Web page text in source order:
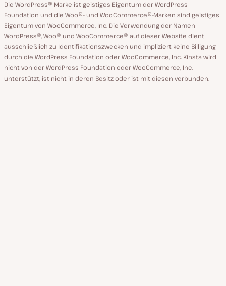
Die WordPress®-Marke ist geistiges Eigentum der WordPress
Foundation und die Woo®- und WooCommerce®-Marken sind geistiges
Eigentum von WooCommerce, Inc. Die Verwendung der Namen
WordPress®, Woo® und WooCommerce® auf dieser Website dient
ausschließlich zu Identifikationszwecken und impliziert keine Billigung
durch die WordPress Foundation oder WooCommerce, Inc. Kinsta wird
nicht von der WordPress Foundation oder WooCommerce, Inc.
unterstützt, ist nicht in deren Besitz oder ist mit diesen verbunden.